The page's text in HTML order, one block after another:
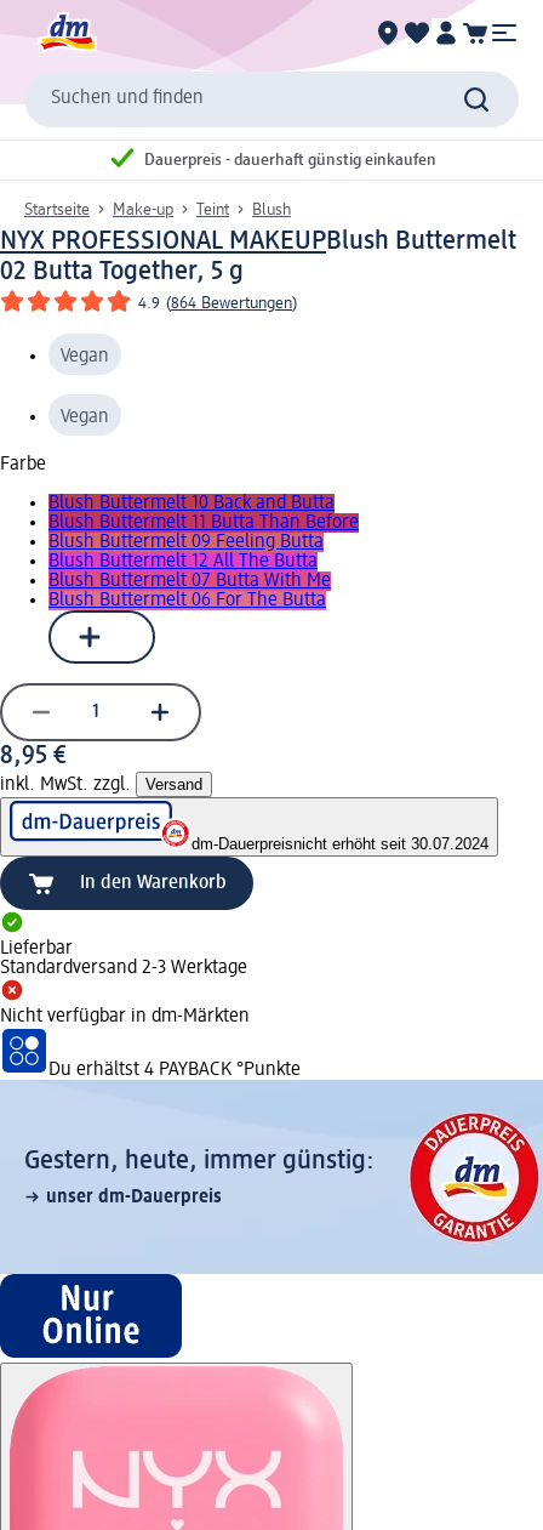
Suchen und finden
Dauerpreis - dauerhaft günstig einkaufen
Startseite Make-up Teint Blush
NYX PROFESSIONAL MAKEUPBlush Buttermelt
02 Butta Together, 5 g
4.9 (864 Bewertungen)
Vegan
Vegan
Farbe
Blush Buttermelt 10 Back and Butta
Blush Buttermelt 11 Butta Than Before
Blush Buttermelt 09 Feeling Butta
Blush Buttermelt 12 All The Butta
Blush Buttermelt 07 Butta With Me
Blush Buttermelt 06 For The Butta
8,95 €
inkl. MwSt. zzgl. Versand
dm-Dauerpreisnicht erhöht seit 30.07.2024
In den Warenkorb
Lieferbar
Standardversand 2-3 Werktage
Nicht verfügbar in dm-Märkten
Du erhältst 4 PAYBACK °Punkte
Gestern, heute, immer günstig:
unser dm-Dauerpreis